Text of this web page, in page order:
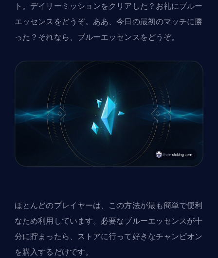
ト。デイリーミッションをクリアした？お礼にブルー
エッセンスをどうぞ。ああ、今日の最初のマッチに勝
った？それなら、ブルーエッセンスをどうぞ。
ほとんどのプレイヤーは、この方法が最も簡単で便利
なため利用しています。必要なブルーエッセンスが十
分に貯まったら、ストアに行って好きなチャンピオン
を購入するだけです。